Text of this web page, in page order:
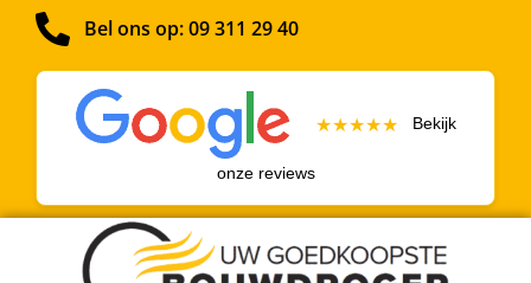
Bel ons op: 09 311 29 40
★★★★★ Bekijk
onze reviews